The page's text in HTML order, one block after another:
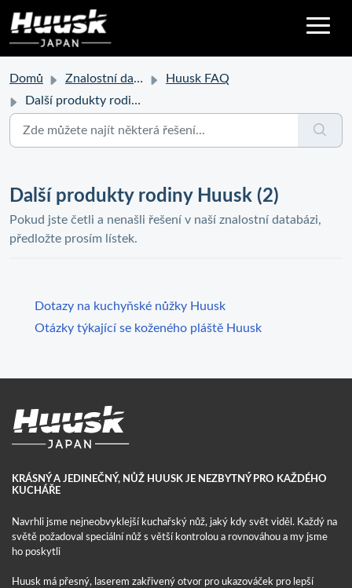
Domů Znalostní databáze
Huusk FAQ
Další produkty rodiny Huusk
Další produkty rodiny Huusk (2)
Pokud jste četli a nenašli řešení v naší znalostní databázi,
předložte prosím lístek.
Dotazy na kuchyňské nůžky Huusk
Otázky týkající se koženého pláště Huusk
KRÁSNÝ A JEDINEČNÝ, NŮŽ HUUSK JE NEZBYTNÝ PRO KAŽDÉHO
KUCHÁŘE
Navrhli jsme nejneobvyklejší kuchařský nůž, jaký kdy svět viděl. Každý na
světě požadoval speciální nůž s větší kontrolou a rovnováhou a my jsme
ho poskytli
Huusk má přesný, laserem zakřivený otvor pro ukazováček pro lepší